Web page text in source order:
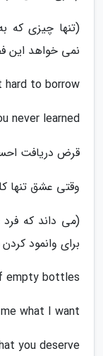
(تنها چیزی که
نمی خواهد این
hard to borrow
never learned
قرض دریافت
وقتی عشق تنها
(می داند که فرد
برای وانمود
empty bottles
what I want
you deserve